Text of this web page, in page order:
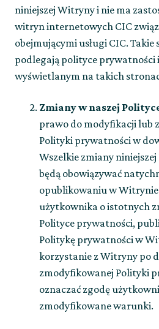
niniejszej Witryny i nie ma
witryn internetowych CIC
obejmującymi usługi CIC.
podlegają polityce prywatności
wyświetlanym na takich
Zmiany w naszej
prawo do modyfikacji lub
Polityki prywatności w
Wszelkie zmiany
będą obowiązywać
opublikowaniu w
użytkownika o istotnych
Polityce prywatności,
Politykę prywatności w
korzystanie z Witryny po
zmodyfikowanej Polityki
oznaczać zgodę
zmodyfikowane warunki.